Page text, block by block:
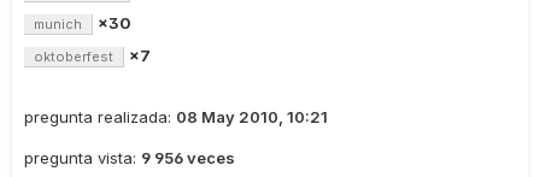
munich ×30
oktoberfest ×7
pregunta realizada: 08 May 2010, 10:21
pregunta vista: 9 956 veces